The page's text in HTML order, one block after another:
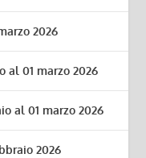
2026
al 01 marzo 2026
al 01 marzo 2026
2026